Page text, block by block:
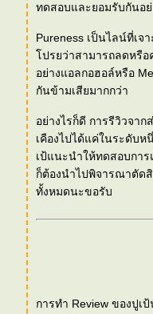
ทดสอบและยอมรับกันอ
Pureness เป็นไลน์ที่เ
ปรยว่าสามารถลดหรือ
อย่างแอลกอฮอล์หรือ
กันข้ามเสียมากกว่า
อย่างไรก็ดี การรีวิวจา
เคืองไปได้แค่ในระดับ
เป้แนะนำให้ทดสอบกา
ก็ต้องนำไปพิจารณาตัดสิ
ทั้งหมดนะขอรับ
การทำ Review ของปู